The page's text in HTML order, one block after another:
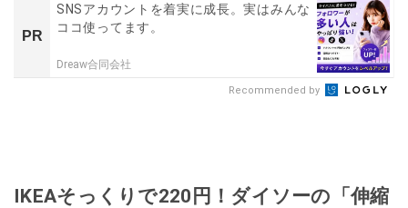
PR
SNSアカウントを着実に成長。実はみんな
ココ使ってます。
Dreaw合同会社
Recommended by
IKEAそっくりで220円！ダイソーの「伸縮